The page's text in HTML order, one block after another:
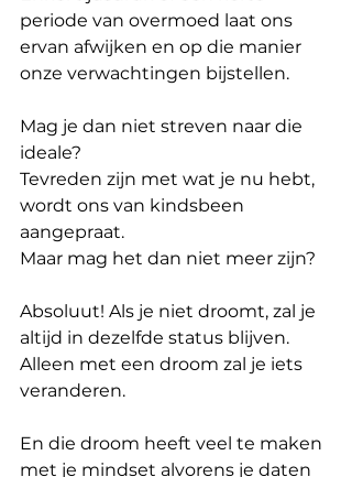
periode van overmoed laat ons
ervan afwijken en op die manier
onze verwachtingen bijstellen.
Mag je dan niet streven naar die
ideale?
Tevreden zijn met wat je nu hebt,
wordt ons van kindsbeen
aangepraat.
Maar mag het dan niet meer zijn?
Absoluut! Als je niet droomt, zal je
altijd in dezelfde status blijven.
Alleen met een droom zal je iets
veranderen.
En die droom heeft veel te maken
met je mindset alvorens je daten